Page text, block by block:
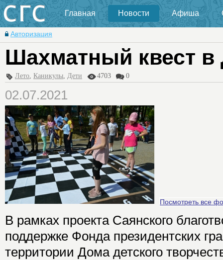
Главная Новости Афиша
Авторизация
Шахматный квест
Лето, Каникулы, Дети 4703 0
02.07.2021
Посмотреть все
В рамках проекта Саянского
поддержке Фонда президентских
территории Дома детского